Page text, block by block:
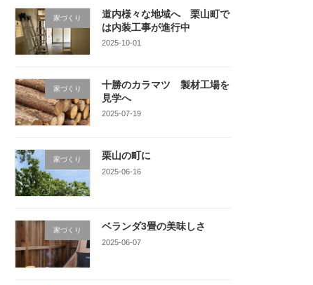
家づくり
道内様々な地域へ 栗山町で
は内装工事が進行中
2025-10-01
家づくり
十勝のカラマツ 製材工場を
見学へ
2025-07-19
家づくり 栗山の町に
2025-06-16
家づくり ベランダ3畳の美味しさ
2025-06-07